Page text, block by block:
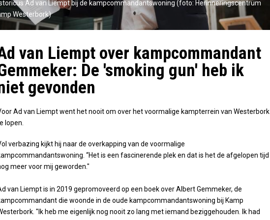
Ad van Liempt bij de kampcommandantswoning (foto: Herinneringscentrum
Westerbork)
van Liempt over kampcommandant
De 'smoking gun' heb ik
gevonden
Ad van Liempt went het nooit om over het voormalige kampterrein van Westerbork
lopen.
verbazing kijkt hij naar de overkapping van de voormalige
“Het is een fascinerende plek en dat is het de afgelopen tijd
meer voor mij geworden."
van Liempt is in 2019 gepromoveerd op een boek over Albert Gemmeker, de
die woonde in de oude kampcommandantswoning bij Kamp
"Ik heb me eigenlijk nog nooit zo lang met iemand beziggehouden. Ik had